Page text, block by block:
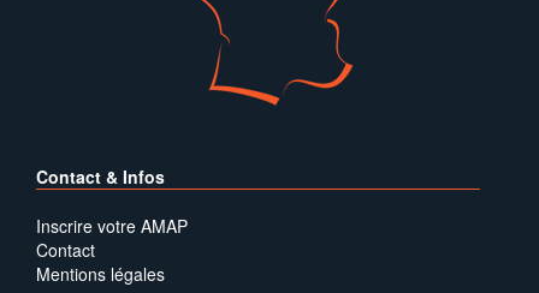
Contact & Infos
Inscrire votre AMAP
Contact
Mentions légales